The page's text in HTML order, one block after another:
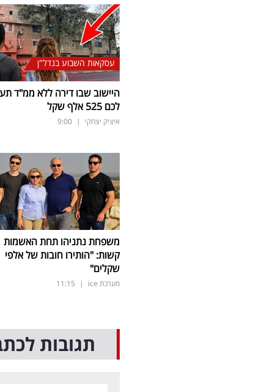
עסקאות השבוע בנדל"ן
היישוב שבו דירה ללא ממ"ד
לכם 525 אלף שקל
איציק יצחקי |
9:00
משפחת נתניהו תחת האשמות
קשות: "הותירו חובות של אלפי
שקלים"
מערכת ice |
11:15
תגובות